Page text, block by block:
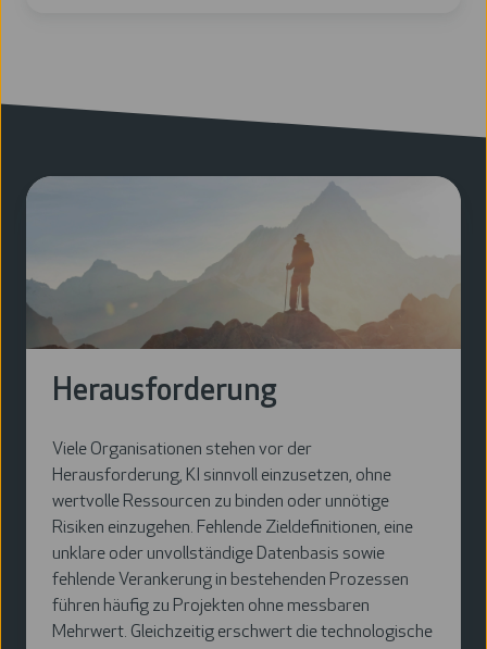
Herausforderung
Viele Organisationen stehen vor der
Herausforderung, KI sinnvoll einzusetzen, ohne
wertvolle Ressourcen zu binden oder unnötige
Risiken einzugehen. Fehlende Zieldefinitionen, eine
unklare oder unvollständige Datenbasis sowie
fehlende Verankerung in bestehenden Prozessen
führen häufig zu Projekten ohne messbaren
Mehrwert. Gleichzeitig erschwert die technologische